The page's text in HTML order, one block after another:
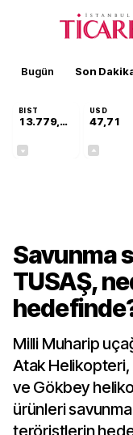
Bugün Son
BIST
13.779,39
USD
47,71
Savunma
TUSAŞ,
Milli Muharip
Atak Helikopteri,
ve Gökbey
ürünleri
teröristlerin